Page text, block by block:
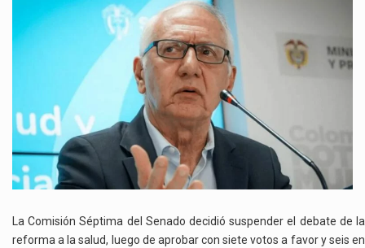
FRENA
TEMPORALMENTE
LA
REFORMA
A
LA
SALUD
MIENTRAS
SE
DEFINE
LA
La Comisión Séptima del Senado decidió suspender el debate de la
reforma a la salud, luego de aprobar con siete votos a favor y seis en